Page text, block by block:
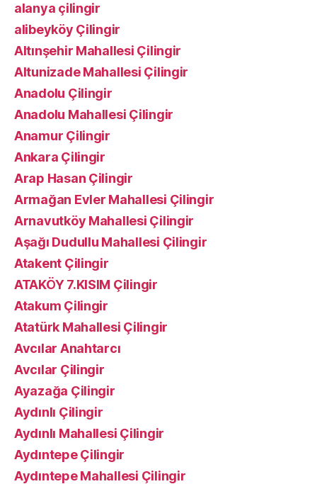
alanya çilingir
alibeyköy Çilingir
Altınşehir Mahallesi Çilingir
Altunizade Mahallesi Çilingir
Anadolu Çilingir
Anadolu Mahallesi Çilingir
Anamur Çilingir
Ankara Çilingir
Arap Hasan Çilingir
Armağan Evler Mahallesi Çilingir
Arnavutköy Mahallesi Çilingir
Aşağı Dudullu Mahallesi Çilingir
Atakent Çilingir
ATAKÖY 7.KISIM Çilingir
Atakum Çilingir
Atatürk Mahallesi Çilingir
Avcılar Anahtarcı
Avcılar Çilingir
Ayazağa Çilingir
Aydınlı Çilingir
Aydınlı Mahallesi Çilingir
Aydıntepe Çilingir
Aydıntepe Mahallesi Çilingir